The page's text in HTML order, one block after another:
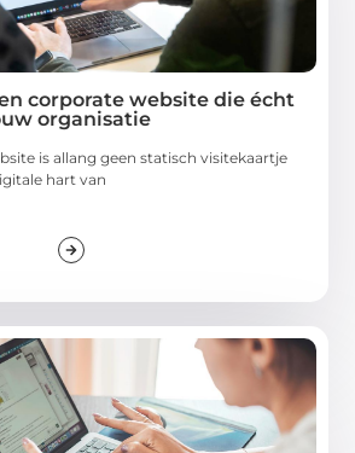
corporate website die écht
organisatie
is allang geen statisch visitekaartje
hart van